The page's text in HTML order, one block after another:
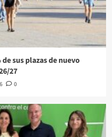
sus plazas de nuevo
27
0